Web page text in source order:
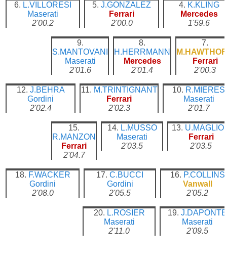
6. L.VILLORESI
Maserati
2'00.2
5. J.GONZALEZ
Ferrari
2'00.0
4. K.KLING
Mercedes
1'59.6
9.
S.MANTOVANI
Maserati
2'01.6
8.
H.HERRMANN
Mercedes
2'01.4
7.
Ferrari
2'00.3
12. J.BEHRA
Gordini
2'02.4
11. M.TRINTIGNANT
Ferrari
2'02.3
10. R.MIERES
Maserati
2'01.7
15.
R.MANZON
Ferrari
2'04.7
14. L.MUSSO
Maserati
2'03.5
13.
Ferrari
2'03.5
18. F.WACKER
Gordini
2'08.0
17. C.BUCCI
Gordini
2'05.5
16. P.COLLINS
Vanwall
2'05.2
20. L.ROSIER
Maserati
2'11.0
19. J.DAPONTE
Maserati
2'09.5